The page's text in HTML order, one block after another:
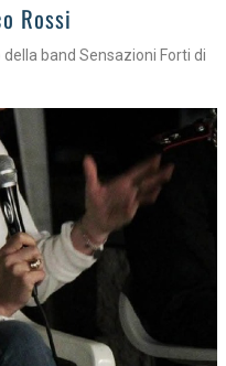
Rossi
band Sensazioni Forti di